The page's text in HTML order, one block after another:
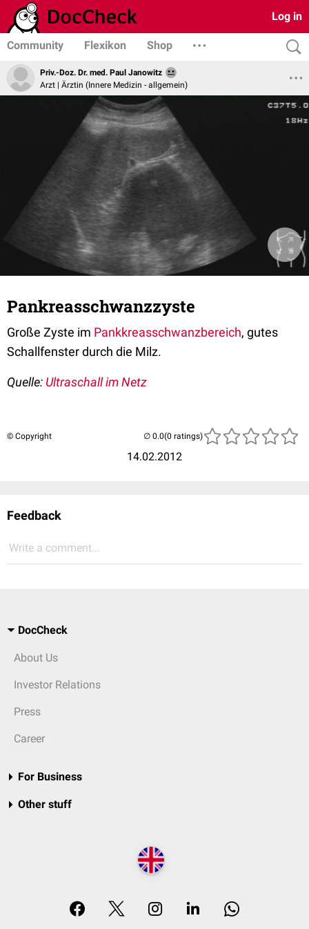
Log in
Community Flexikon Shop
Priv.-Doz. Dr. med. Paul Janowitz
Arzt | Ärztin (Innere Medizin - allgemein)
Pankreasschwanzzyste
Große Zyste im Pankkreasschwanzbereich, gutes
Schallfenster durch die Milz.
Quelle: Ultraschall im Netz
© Copyright
14.02.2012
(0 ratings)
Feedback
Write a comment...
DocCheck
About Us
Investor Relations
Press
Career
For Business
Other stuff